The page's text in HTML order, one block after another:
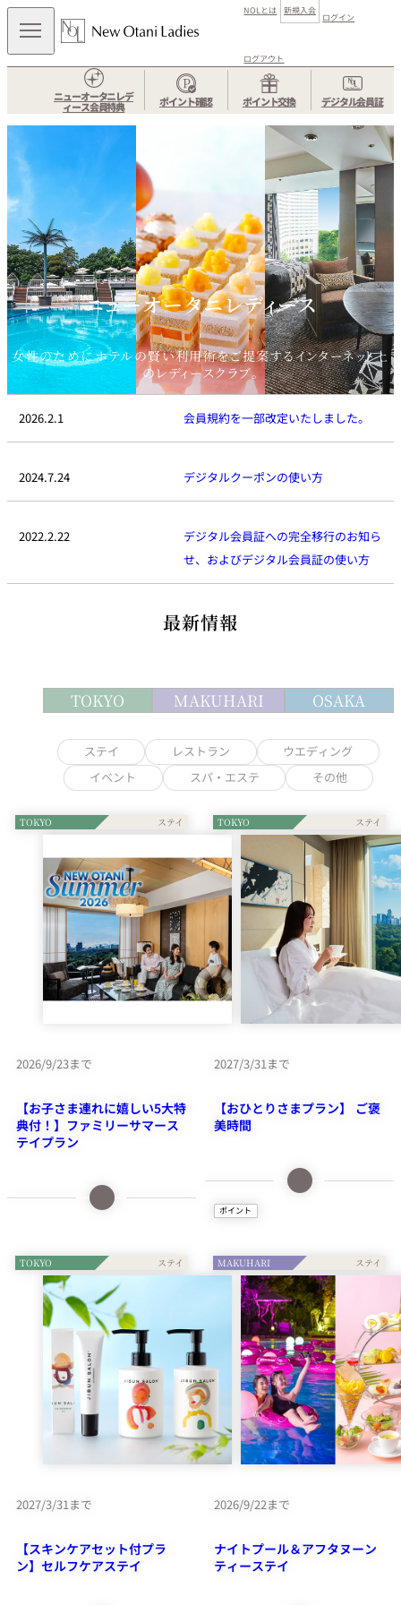
NOLとは 新規入会
ログイン
ログアウト
ニューオータニレデ
ィース会員特典 ポイント確認 ポイント交換 デジタル会員証
ニューオータニレディース
女性のためにホテルの賢い利用術をご提案するインターネット上
のレディースクラブ。
2026.2.1 会員規約を一部改定いたしました。
2024.7.24 デジタルクーポンの使い方
2022.2.22
デジタル会員証への完全移行のお知ら
せ、およびデジタル会員証の使い方
最新情報
TOKYO OSAKA
MAKUHARI
ステイ レストラン
ウエディング
イベント
スパ・エステ その他
TOKYO
2026/9/23まで
【お子さま連れに嬉しい5大特
典付！】ファミリーサマース
テイプラン
トほか、お子さまに嬉しい
〈5大特典〉が付いたファミ
リーステイプランが登場！こ
の夏はホテルニューオータニ
で、快適&おトクなご家族旅
行をお愉しみください。
詳細情報はこち
TOKYO
2027/3/31まで
【おひとりさまプラン】 ご褒
美時間
ご自分だけの“ご褒美”をアレ
限定プラン。 誰にも邪魔さ
れることのない、あなただけ
のホカンスを心ゆくまでお愉
しみください。
1泊につき、
2,000ピノル
（NOLポイント）
をプレゼント。
からの予約で、NOL会
ポイント
TOKYO
2027/3/31まで
【スキンケアセット付プラ
ン】セルフケアステイ
MAKUHARI
2026/9/22まで
ナイトプール＆アフタヌーン
ティーステイ